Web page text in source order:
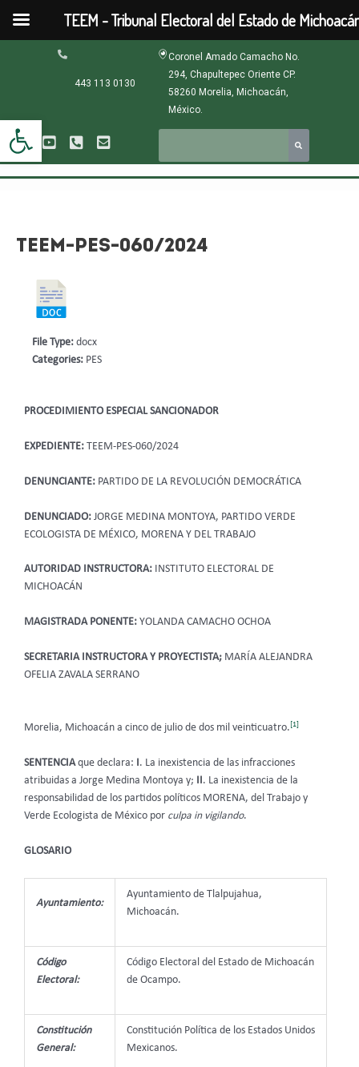
Abrir barra de herramientas
contenido
443 113 0130
Coronel Amado Camacho No.
294, Chapultepec Oriente CP.
58260 Morelia, Michoacán,
México.
TEEM-PES-060/2024
PROCEDIMIENTO ESPECIAL SANCIONADOR
EXPEDIENTE: TEEM-PES-060/2024
DENUNCIANTE: PARTIDO DE LA REVOLUCIÓN DEMOCRÁTICA
DENUNCIADO: JORGE MEDINA MONTOYA, PARTIDO VERDE
ECOLOGISTA DE MÉXICO, MORENA Y DEL TRABAJO
AUTORIDAD INSTRUCTORA:
INSTITUTO ELECTORAL DE
MICHOACÁN
MAGISTRADA PONENTE: YOLANDA CAMACHO OCHOA
SECRETARIA INSTRUCTORA Y PROYECTISTA; MARÍA ALEJANDRA
OFELIA ZAVALA SERRANO
Morelia, Michoacán a cinco de julio de dos mil veinticuatro.[1]
SENTENCIAque declara:
. La inexistencia de las infracciones
atribuidas a Jorge Medina Montoya y;
. La inexistencia de la
responsabilidad de los partidos políticos MORENA, del Trabajo y
Verde Ecologista de México por culpa in vigilando.
GLOSARIO
Ayuntamiento:
Ayuntamiento de Tlalpujahua,
Michoacán.
Código
Electoral:
Código Electoral del Estado de Michoacán
de Ocampo.
Constitución
General:
Constitución Política de los Estados Unidos
Mexicanos.
File Type: docx
Categories: PES
TEEM - Tribunal Electoral del Estado de